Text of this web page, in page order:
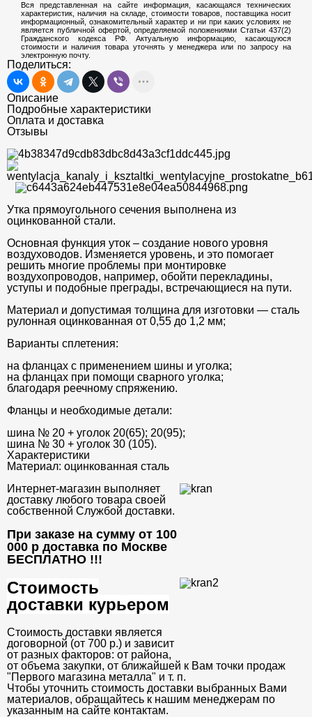
Вся представленная на сайте информация, касающаяся технических
характеристик, наличия на складе, стоимости товаров, поставщика носит
информационный, ознакомительный характер и ни при каких условиях не
является публичной офертой, определяемой положениями Статьи 437(2)
Гражданского кодекса РФ. Актуальную информацию, касающуюся
стоимости и наличия товара уточнять у менеджера или по запросу на
электронную почту.
Поделиться:
Описание
Подробные характеристики
Оплата и доставка
Отзывы
Утка прямоугольного сечения выполнена из
оцинкованной стали.
Основная функция уток – создание нового уровня
воздуховодов. Изменяется уровень, и это помогает
решить многие проблемы при монтировке
воздухопроводов, например, обойти перекладины,
уступы и подобные преграды, встречающиеся на пути.
Материал и допустимая толщина для изготовки — сталь
рулонная оцинкованная от 0,55 до 1,2 мм;
Варианты сплетения:
на фланцах с применением шины и уголка;
на фланцах при помощи сварного уголка;
благодаря реечному спряжению.
Фланцы и необходимые детали:
шина № 20 + уголок 20(65); 20(95);
шина № 30 + уголок 30 (105).
Характеристики
Материал: оцинкованная сталь
Интернет-магазин выполняет
доставку любого товара своей
собственной Службой доставки.
При заказе на сумму от 100
000 р доставка по Москве
БЕСПЛАТНО !!!
Стоимость
доставки курьером
Стоимость доставки является
договорной (от 700 р.) и зависит
от разных факторов: от района,
от объема закупки, от ближайшей к Вам точки продаж
"Первого магазина металла" и т. п.
Чтобы уточнить стоимость доставки выбранных Вами
материалов, обращайтесь к нашим менеджерам по
указанным на сайте контактам.